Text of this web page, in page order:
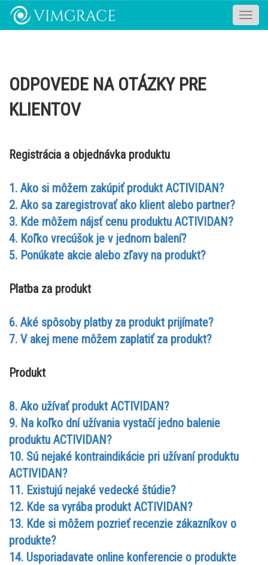
Toggle
ODPOVEDE NA OTÁZKY PRE
KLIENTOV
Registrácia a objednávka produktu
1. Ako si môžem zakúpiť produkt ACTIVIDAN?
2. Ako sa zaregistrovať ako klient alebo partner?
3. Kde môžem nájsť cenu produktu ACTIVIDAN?
4. Koľko vrecúšok je v jednom balení?
5. Ponúkate akcie alebo zľavy na produkt?
Platba za produkt
6. Aké spôsoby platby za produkt prijímate?
7. V akej mene môžem zaplatiť za produkt?
Produkt
8. Ako užívať produkt ACTIVIDAN?
9. Na koľko dní užívania vystačí jedno balenie
produktu ACTIVIDAN?
10. Sú nejaké kontraindikácie pri užívaní produktu
ACTIVIDAN?
11. Existujú nejaké vedecké štúdie?
12. Kde sa vyrába produkt ACTIVIDAN?
13. Kde si môžem pozrieť recenzie zákazníkov o
produkte?
14. Usporiadavate online konferencie o produkte